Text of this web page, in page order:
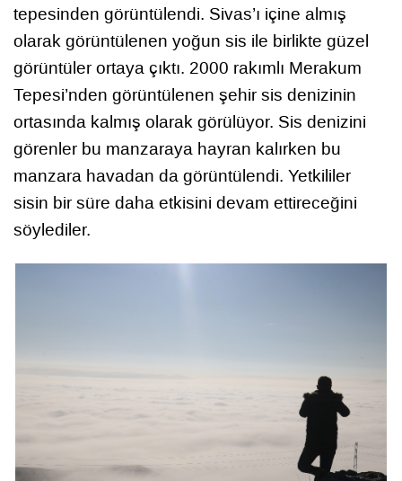
tepesinden görüntülendi. Sivas’ı içine almış
olarak görüntülenen yoğun sis ile birlikte güzel
görüntüler ortaya çıktı. 2000 rakımlı Merakum
Tepesi’nden görüntülenen şehir sis denizinin
ortasında kalmış olarak görülüyor. Sis denizini
görenler bu manzaraya hayran kalırken bu
manzara havadan da görüntülendi. Yetkililer
sisin bir süre daha etkisini devam ettireceğini
söylediler.